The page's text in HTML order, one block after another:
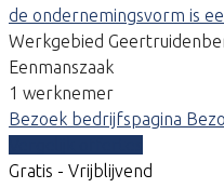
de ondernemingsvorm is
Werkgebied
Eenmanszaak
1 werknemer
Bezoek bedrijfspagina
Gratis - Vrijblijvend